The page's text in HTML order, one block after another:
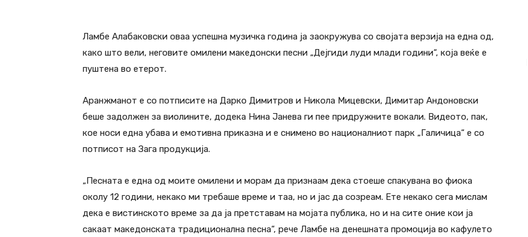
Ламбе Алабаковски оваа успешна музичка година ја заокружува со својата верзија на една од,
како што вели, неговите омилени македонски песни „Дејгиди луди млади години“, која веќе е
пуштена во етерот.
Аранжманот е со потписите на Дарко Димитров и Никола Мицевски, Димитар Андоновски
беше задолжен за виолините, додека Нина Јанева ги пее придружните вокали. Видеото, пак,
кое носи една убава и емотивна приказна и е снимено во националниот парк „Галичица“ е со
потписот на Зага продукција.
„Песната е една од моите омилени и морам да признаам дека стоеше спакувана во фиока
околу 12 години, некако ми требаше време и таа, но и јас да созреам. Ете некако сега мислам
дека е вистинското време за да ја претставам на мојата публика, но и на сите оние кои ја
сакаат македонската традиционална песна“, рече Ламбе на денешната промоција во кафулето